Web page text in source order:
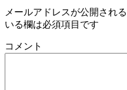
メールアドレスが公開され
いる欄は必須項目です
コメント